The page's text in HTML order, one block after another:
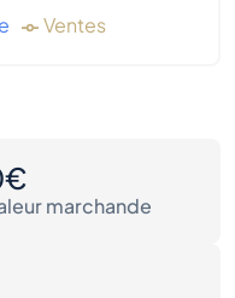
Ventes
marchande